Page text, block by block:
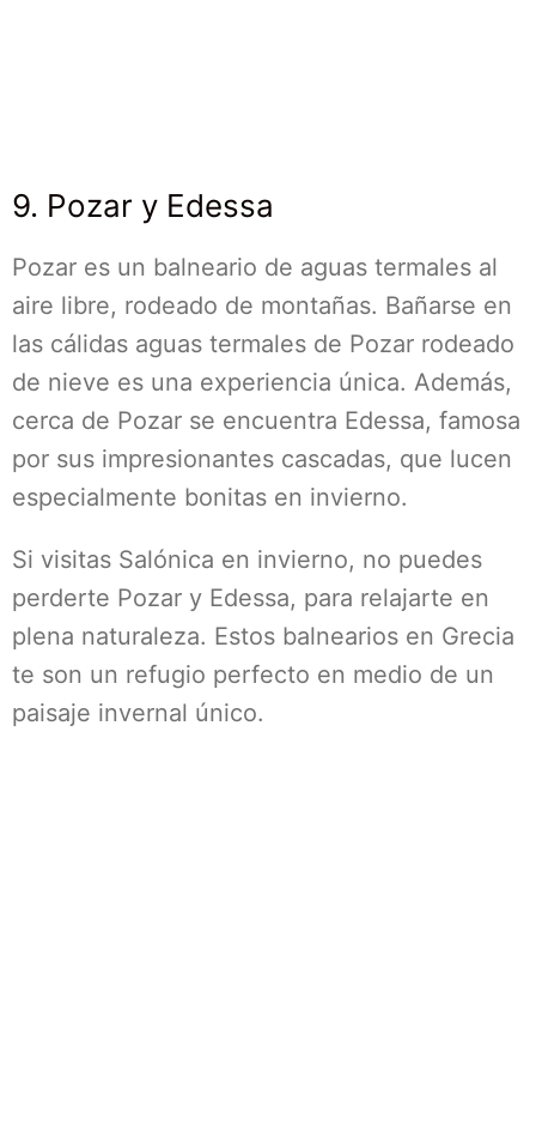
9. Pozar y Edessa
Pozar es un balneario de aguas termales al
aire libre, rodeado de montañas. Bañarse en
las cálidas aguas termales de Pozar rodeado
de nieve es una experiencia única. Además,
cerca de Pozar se encuentra Edessa, famosa
por sus impresionantes cascadas, que lucen
especialmente bonitas en invierno.
Si visitas Salónica en invierno, no puedes
perderte Pozar y Edessa, para relajarte en
plena naturaleza. Estos balnearios en Grecia
te son un refugio perfecto en medio de un
paisaje invernal único.